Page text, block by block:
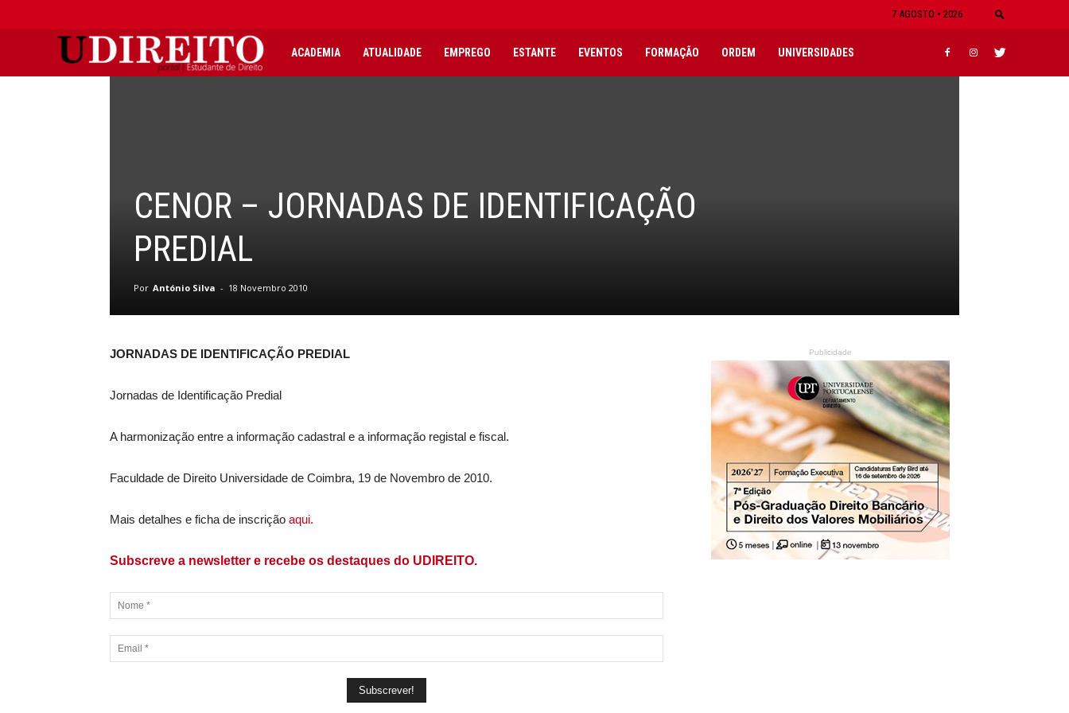
7 AGOSTO • 2026
UDIREITO
Estudante
Direito
ACADEMIA ATUALIDADE EMPREGO ESTANTE EVENTOS FORMAÇÃO ORDEM UNIVERSIDADES
CENOR – JORNADAS DE IDENTIFICAÇÃO
PREDIAL
Por António Silva - 18 Novembro 2010
JORNADAS DE IDENTIFICAÇÃO PREDIAL
Jornadas de Identificação Predial
A harmonização entre a informação cadastral e a informação registal e fiscal.
Faculdade de Direito Universidade de Coimbra, 19 de Novembro de 2010.
Mais detalhes e ficha de inscrição aqui.
Subscreve a newsletter e recebe os destaques do UDIREITO.
Publicidade